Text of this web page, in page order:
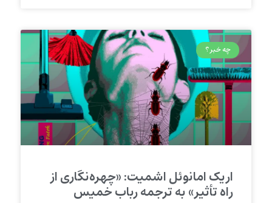
چه خبر؟
اریک امانوئل اشمیت: «چهره‌نگاری از
راه تأثیر» به ترجمه رباب خمیس